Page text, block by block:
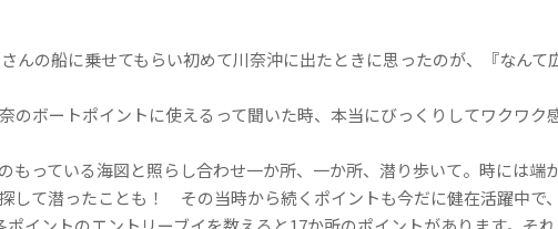
んの船に乗せてもらい初めて川奈沖に出たときに思ったのが、『なんて
ボートポイントに使えるって聞いた時、本当にびっくりしてワクワク
もっている海図と照らし合わせ一か所、一か所、潜り歩いて。時には端
して潜ったことも！ その当時から続くポイントも今だに健在活躍中で、